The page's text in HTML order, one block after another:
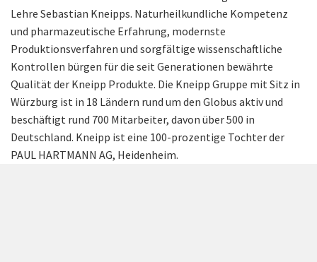
Lehre Sebastian Kneipps. Naturheilkundliche Kompetenz
und pharmazeutische Erfahrung, modernste
Produktionsverfahren und sorgfältige wissenschaftliche
Kontrollen bürgen für die seit Generationen bewährte
Qualität der Kneipp Produkte. Die Kneipp Gruppe mit Sitz in
Würzburg ist in 18 Ländern rund um den Globus aktiv und
beschäftigt rund 700 Mitarbeiter, davon über 500 in
Deutschland. Kneipp ist eine 100-prozentige Tochter der
PAUL HARTMANN AG, Heidenheim.